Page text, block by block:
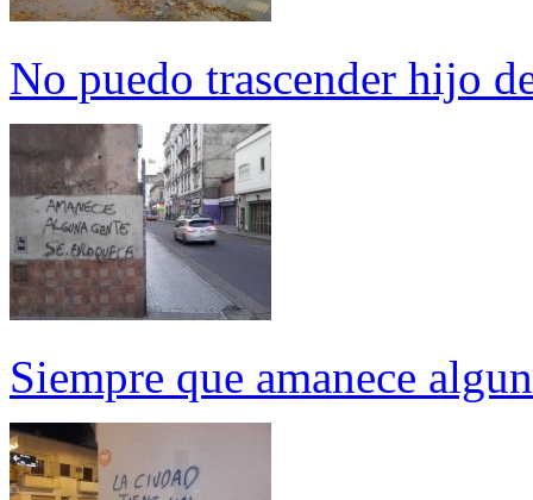
No puedo trascender hijo
Siempre que amanece